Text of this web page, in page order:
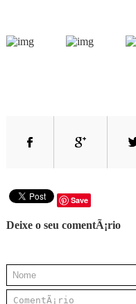
Save
Deixe o seu comentÃ¡rio